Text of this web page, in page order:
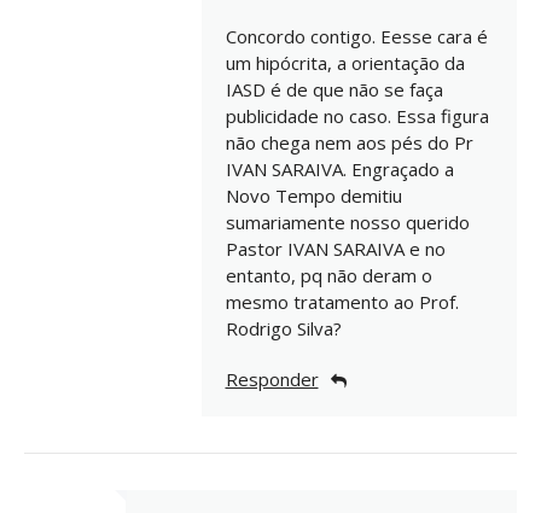
Concordo contigo. Eesse cara é
um hipócrita, a orientação da
IASD é de que não se faça
publicidade no caso. Essa figura
não chega nem aos pés do Pr
IVAN SARAIVA. Engraçado a
Novo Tempo demitiu
sumariamente nosso querido
Pastor IVAN SARAIVA e no
entanto, pq não deram o
mesmo tratamento ao Prof.
Rodrigo Silva?
Responder